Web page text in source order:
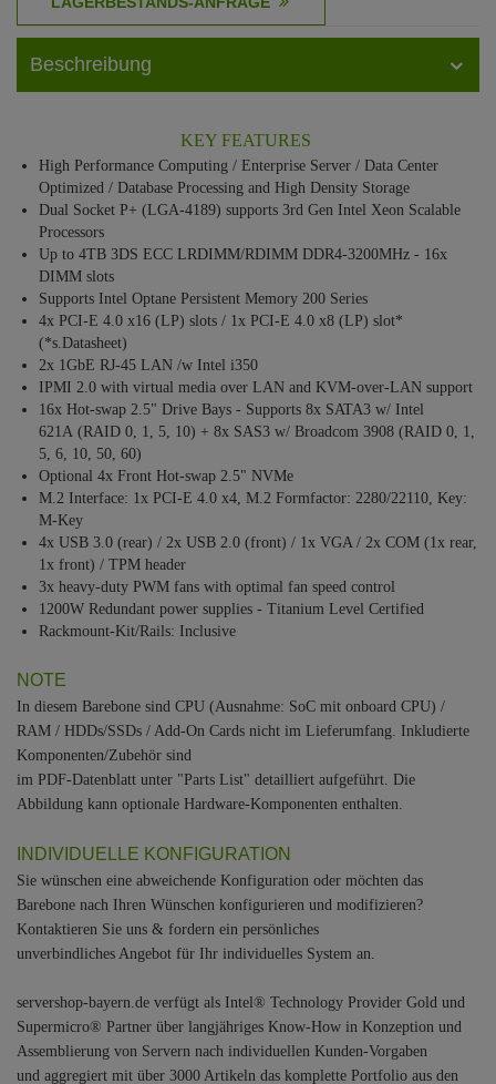
Beschreibung
KEY FEATURES
High Performance Computing / Enterprise Server / Data Center
Optimized / Database Processing and High Density Storage
Dual Socket P+ (LGA-4189) supports 3rd Gen Intel Xeon Scalable
Processors
Up to 4TB 3DS ECC LRDIMM/RDIMM DDR4-3200MHz - 16x
DIMM slots
Supports Intel Optane Persistent Memory 200 Series
4x PCI-E 4.0 x16 (LP) slots / 1x PCI-E 4.0 x8 (LP) slot*
(*s.Datasheet)
2x 1GbE RJ-45 LAN /w Intel i350
IPMI 2.0 with virtual media over LAN and KVM-over-LAN support
16x Hot-swap 2.5" Drive Bays - Supports 8x SATA3 w/ Intel
621A (RAID 0, 1, 5, 10) + 8x SAS3 w/ Broadcom 3908 (RAID 0, 1,
5, 6, 10, 50, 60)
Optional 4x Front Hot-swap 2.5" NVMe
M.2 Interface: 1x PCI-E 4.0 x4, M.2 Formfactor: 2280/22110, Key:
M-Key
4x USB 3.0 (rear) / 2x USB 2.0 (front) / 1x VGA / 2x COM (1x rear,
1x front) / TPM header
3x heavy-duty PWM fans with optimal fan speed control
1200W Redundant power supplies - Titanium Level Certified
Rackmount-Kit/Rails: Inclusive
NOTE
In diesem Barebone sind CPU (Ausnahme: SoC mit onboard CPU) /
RAM / HDDs/SSDs / Add-On Cards nicht im Lieferumfang. Inkludierte
Komponenten/Zubehör sind
im PDF-Datenblatt unter "Parts List" detailliert aufgeführt. Die
Abbildung kann optionale Hardware-Komponenten enthalten.
INDIVIDUELLE KONFIGURATION
Sie wünschen eine abweichende Konfiguration oder möchten das
Barebone nach Ihren Wünschen konfigurieren und modifizieren?
Kontaktieren Sie uns & fordern ein persönliches
unverbindliches Angebot für Ihr individuelles System an.
servershop-bayern.de verfügt als Intel® Technology Provider Gold und
Supermicro® Partner über langjähriges Know-How in Konzeption und
Assemblierung von Servern nach individuellen Kunden-Vorgaben
und aggregiert mit über 3000 Artikeln das komplette Portfolio aus den